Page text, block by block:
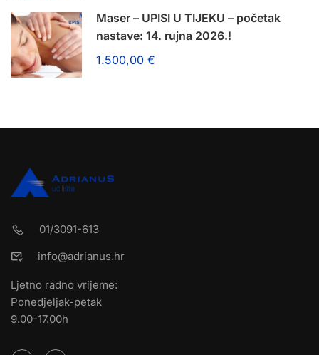
Maser – UPISI U TIJEKU – početak
nastave: 14. rujna 2026.!
1.500,00 €
01/3091-613
info@adrianus.hr
Ljetno radno vrijeme:
Ponedjeljak-petak
9.00-17.00h